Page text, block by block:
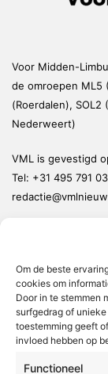
Om de beste
cookies om
Door in te stemmen
surfgedrag of
toestemming geeft
invloed hebben op
Functioneel
Voor Midden-
de omroepen ML5
(Roerdalen),
Nederweert)
VML is gevestigd
Tel: +31 495 791
Leudal
Maasgouw
Echt-Susteren